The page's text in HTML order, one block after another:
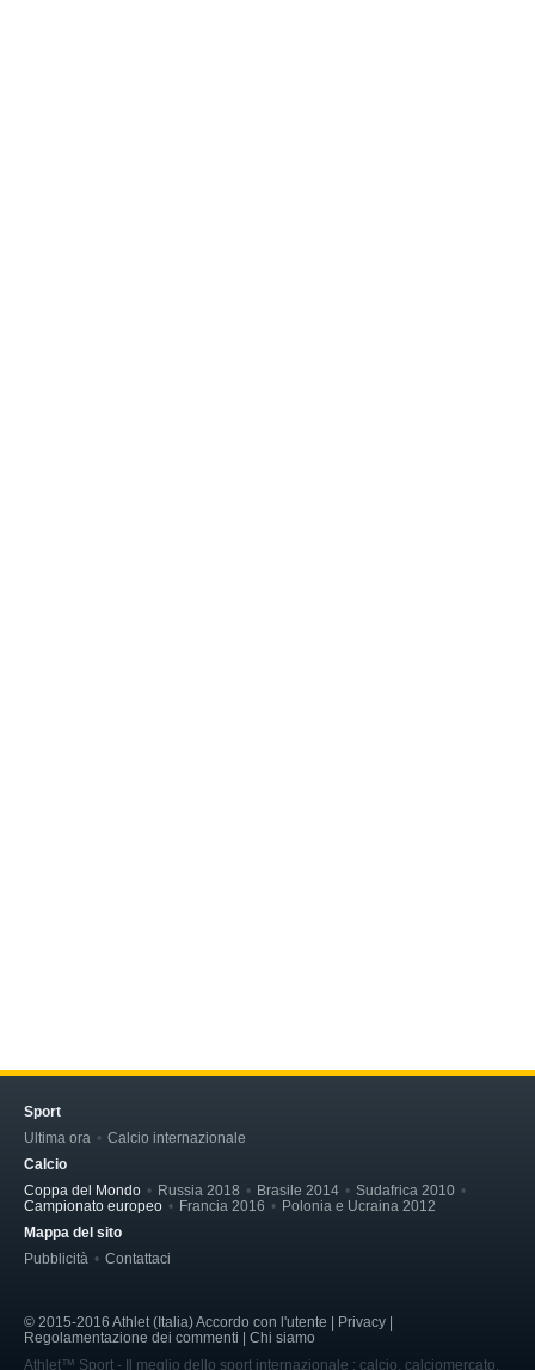
Sport
Ultima ora
Calcio internazionale
Calcio
Coppa del Mondo
Russia 2018 Brasile 2014
Sudafrica 2010
Campionato europeo
Francia 2016
Polonia e Ucraina 2012
Mappa del sito
Pubblicità
Contattaci
© 2015-2016 Athlet (Italia) Accordo con l'utente | Privacy |
Regolamentazione dei commenti | Chi siamo
Athlet™ Sport - Il meglio dello sport internazionale : calcio, calciomercato,